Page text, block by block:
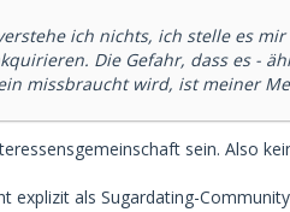
ich nichts, ich stelle es
Die Gefahr, dass es -
missbraucht wird, ist meiner
sein. Also
explizit als Sugardating-